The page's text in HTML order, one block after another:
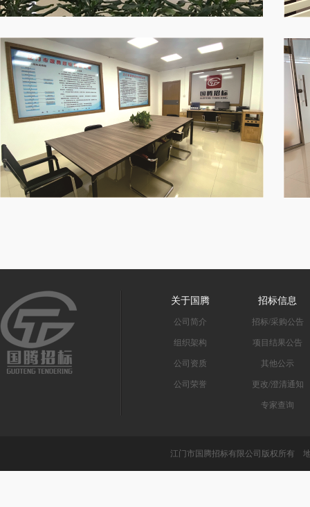
关于国腾
公司简介
组织架构
公司资质
公司荣誉
招标信息
招标/采购公告
项目结果公告
其他公示
更改/澄清通知
专家查询
江门市国腾招标有限公司版权所有